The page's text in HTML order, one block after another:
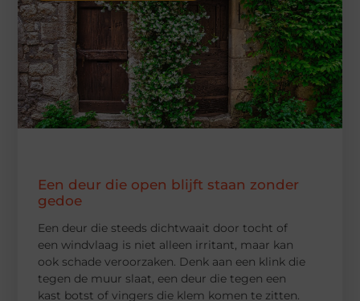
Een deur die open blijft staan zonder
gedoe
Een deur die steeds dichtwaait door tocht of
een windvlaag is niet alleen irritant, maar kan
ook schade veroorzaken. Denk aan een klink die
tegen de muur slaat, een deur die tegen een
kast botst of vingers die klem komen te zitten.